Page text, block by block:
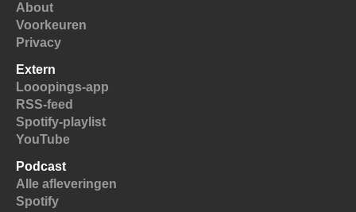
About
Voorkeuren
Privacy
Extern
Looopings-app
RSS-feed
Spotify-playlist
YouTube
Podcast
Alle afleveringen
Spotify